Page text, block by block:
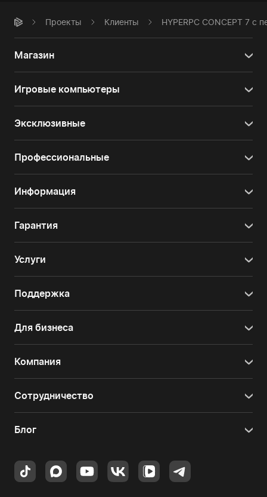
Проекты Клиенты HYPERPC CONCEPT 7 с
Магазин
Игровые компьютеры
Эксклюзивные
Профессиональные
Информация
Гарантия
Услуги
Поддержка
Для бизнеса
Компания
Сотрудничество
Блог